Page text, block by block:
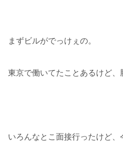
まずビルがでっけぇの。
東京で働いてたことあるけど、
いろんなとこ面接行ったけど、